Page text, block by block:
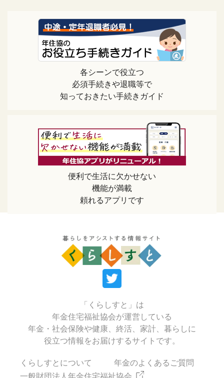
各シーンで役立つ
必須手続きや退職等で
知っておきたい手続きガイド
便利で生活に欠かせない
機能が満載
頼れるアプリです
「くらしすと」は
年金住宅福祉協会が運営している
年金・社会保険や健康、終活、家計、暮らしに
役立つ情報をお届けするサイトです。
くらしすとについて
年金のよくあるご質問
一般財団法人年金住宅福祉協会